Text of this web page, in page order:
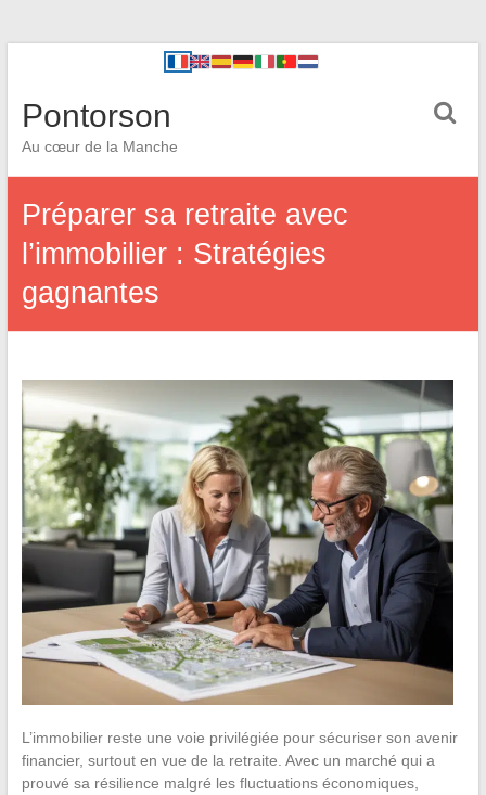
Pontorson
Au cœur de la Manche
Préparer sa retraite avec
l’immobilier : Stratégies
gagnantes
L’immobilier reste une voie privilégiée pour sécuriser son avenir
financier, surtout en vue de la retraite. Avec un marché qui a
prouvé sa résilience malgré les fluctuations économiques,